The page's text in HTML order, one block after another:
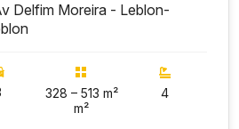
Delfim Moreira - Leblon-
328 – 513 m²
m²
4